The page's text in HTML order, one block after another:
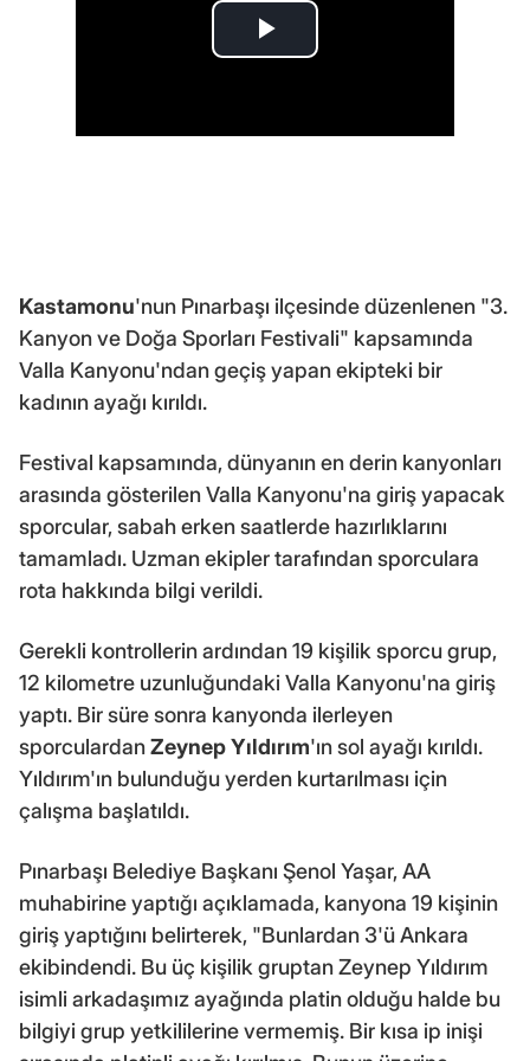
Kastamonu'nun Pınarbaşı ilçesinde düzenlenen "3.
Kanyon ve Doğa Sporları Festivali" kapsamında
Valla Kanyonu'ndan geçiş yapan ekipteki bir
kadının ayağı kırıldı.
Festival kapsamında, dünyanın en derin kanyonları
arasında gösterilen Valla Kanyonu'na giriş yapacak
sporcular, sabah erken saatlerde hazırlıklarını
tamamladı. Uzman ekipler tarafından sporculara
rota hakkında bilgi verildi.
Gerekli kontrollerin ardından 19 kişilik sporcu grup,
12 kilometre uzunluğundaki Valla Kanyonu'na giriş
yaptı. Bir süre sonra kanyonda ilerleyen
sporculardanZeynep Yıldırım'ın sol ayağı kırıldı.
Yıldırım'ın bulunduğu yerden kurtarılması için
çalışma başlatıldı.
Pınarbaşı Belediye Başkanı Şenol Yaşar, AA
muhabirine yaptığı açıklamada, kanyona 19 kişinin
giriş yaptığını belirterek, "Bunlardan 3'ü Ankara
ekibindendi. Bu üç kişilik gruptan Zeynep Yıldırım
isimli arkadaşımız ayağında platin olduğu halde bu
bilgiyi grup yetkililerine vermemiş. Bir kısa ip inişi